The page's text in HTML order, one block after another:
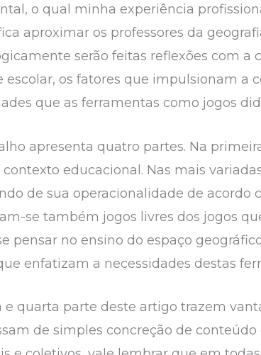
o qual minha experiência
aproximar os professores da
serão feitas reflexões com
escolar, os fatores que impulsionam a
que as ferramentas como jogos
apresenta quatro partes. Na
contexto educacional. Nas mais
de sua operacionalidade de acordo
se também jogos livres dos jogos
pensar no ensino do espaço
enfatizam a necessidades destas
e quarta parte deste artigo trazem
de simples concreção de